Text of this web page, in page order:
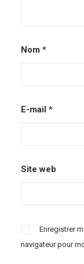
Nom *
E-mail *
Site web
Enregistrer
navigateur pour